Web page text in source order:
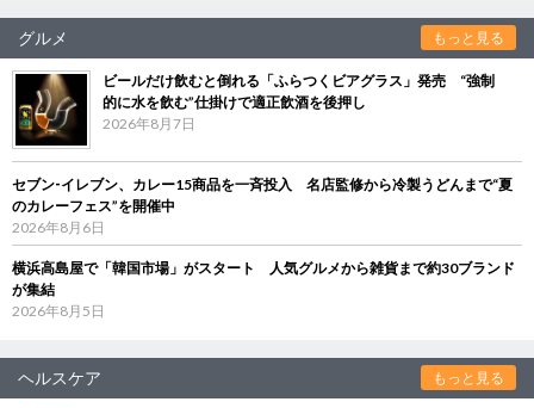
グルメ もっと見る
ビールだけ飲むと倒れる「ふらつくビアグラス」発売 “強制
的に水を飲む”仕掛けで適正飲酒を後押し
2026年8月7日
セブン‐イレブン、カレー15商品を一斉投入 名店監修から冷製うどんまで“夏
のカレーフェス”を開催中
2026年8月6日
横浜高島屋で「韓国市場」がスタート 人気グルメから雑貨まで約30ブランド
が集結
2026年8月5日
ヘルスケア もっと見る